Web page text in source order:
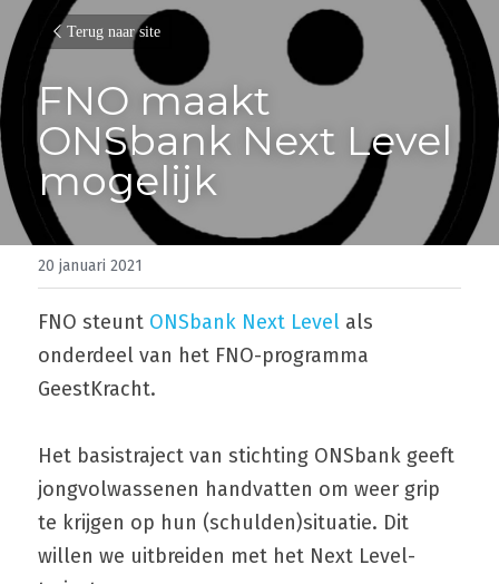
Terug naar site
FNO maakt
ONSbank Next Level
mogelijk
20 januari 2021
FNO steunt ONSbank Next Level als
onderdeel van het FNO-programma
GeestKracht.
Het basistraject van stichting ONSbank geeft
jongvolwassenen handvatten om weer grip
te krijgen op hun (schulden)situatie. Dit
willen we uitbreiden met het Next Level-